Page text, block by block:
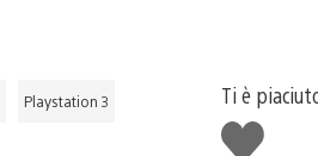
Playstation 3
Ti è
Mi